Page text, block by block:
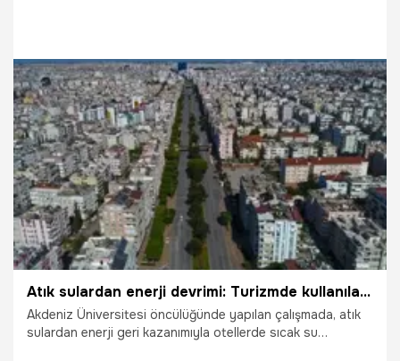
16.04.2026 Gündem
Atık sulardan enerji devrimi: Turizmde kullanılabilir hale geliyor! Oteller 3,5 yılda maliyeti çıkartıyor
Akdeniz Üniversitesi öncülüğünde yapılan çalışmada, atık
sulardan enerji geri kazanımıyla otellerde sıcak su